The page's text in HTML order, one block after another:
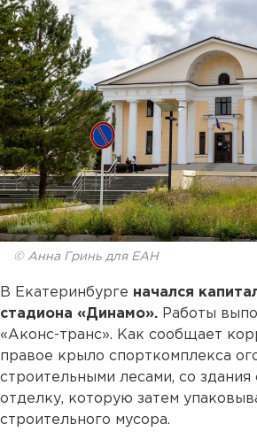
© Анна Гринь для ЕАН
В Екатеринбурге начался
стадиона «Динамо». Работы
«Аконс-транс». Как сообщает
правое крыло спорткомплекса
строительными лесами, со
отделку, которую затем
строительного мусора.